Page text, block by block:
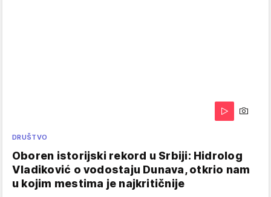
DRUŠTVO
Oboren istorijski rekord u Srbiji: Hidrolog
Vladiković o vodostaju Dunava, otkrio nam
u kojim mestima je najkritičnije